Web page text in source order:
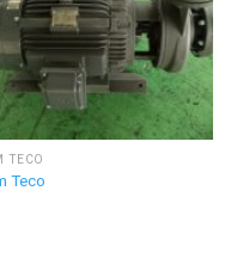
TECO
Teco